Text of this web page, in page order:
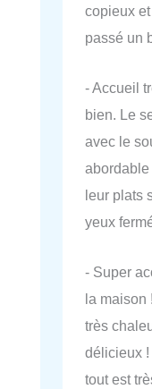
copieux
passé un
- Accueil
bien. Le
avec le
leur plats
yeux
- Super
la maison
très
délicieux !
tout est